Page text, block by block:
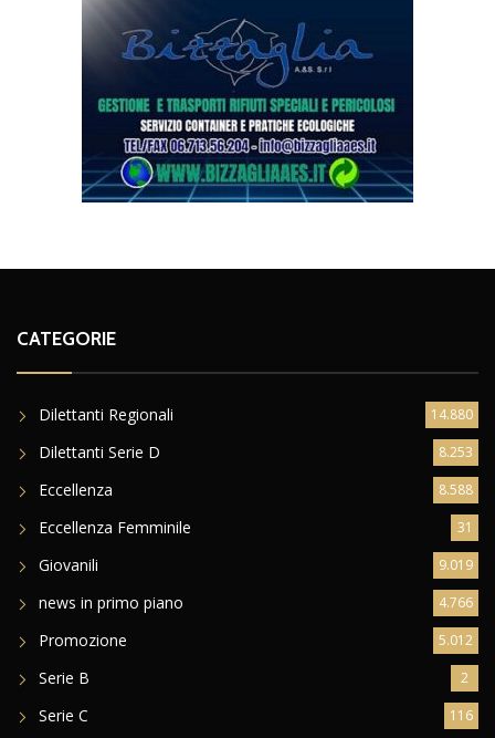
CATEGORIE
Dilettanti Regionali 14.880
Dilettanti Serie D 8.253
Eccellenza 8.588
Eccellenza Femminile 31
Giovanili 9.019
news in primo piano 4.766
Promozione 5.012
Serie B 2
Serie C 116